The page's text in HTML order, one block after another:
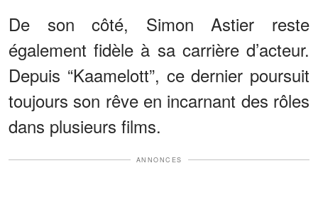
De son côté, Simon Astier reste
également fidèle à sa carrière d’acteur.
Depuis “Kaamelott”, ce dernier poursuit
toujours son rêve en incarnant des rôles
dans plusieurs films.
ANNONCES